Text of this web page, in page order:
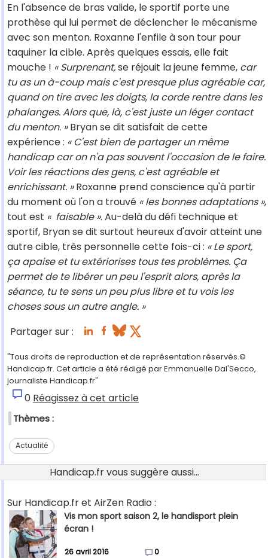
En l'absence de bras valide, le sportif porte une
prothèse qui lui permet de déclencher le mécanisme
avec son menton. Roxanne l'enfile à son tour pour
taquiner la cible. Après quelques essais, elle fait
mouche ! « Surprenant,se réjouit la jeune femme, car
tu as un à-coup mais c'est presque plus agréable car,
quand on tire avec les doigts, la corde rentre dans les
phalanges. Alors que, là, c'est juste un léger contact
du menton. »Bryan se dit satisfait de cette
expérience : « C'est bien de partager un même
handicap car on n'a pas souvent l'occasion de le faire.
Voir les réactions des gens, c'est agréable et
enrichissant. »Roxanne prend conscience qu'à partir
du moment où l'on a trouvé « les bonnes adaptations »,
tout est « faisable ». Au-delà du défi technique et
sportif, Bryan se dit surtout heureux d'avoir atteint une
autre cible, très personnelle cette fois-ci : « Le sport,
ça apaise et tu extériorises tous tes problèmes. Ça
permet de te libérer un peu l'esprit alors, après la
séance, tu te sens un peu plus libre et tu vois les
choses sous un autre angle. »
Partager sur :
"Tous droits de reproduction et de représentation réservés.©
Handicap.fr. Cet article a été rédigé par Emmanuelle Dal'Secco,
journaliste Handicap.fr"
0 Réagissez à cet article
Thèmes :
Actualité
Handicap.fr vous suggère aussi...
Sur Handicap.fr et AirZen Radio :
Vis mon sport saison 2, le handisport plein
écran !
26 avril 2016 0